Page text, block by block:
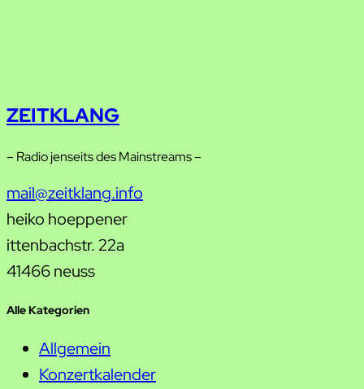
ZEITKLANG
– Radio jenseits des Mainstreams –
mail@zeitklang.info
heiko hoeppener
ittenbachstr. 22a
41466 neuss
Alle Kategorien
Allgemein
Konzertkalender